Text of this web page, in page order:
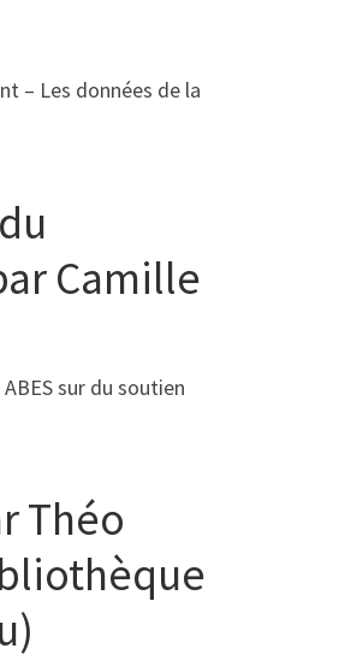
– Les données de la
Camille
sur du soutien
Théo